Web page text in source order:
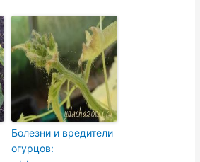
Болезни и вредители
огурцов: